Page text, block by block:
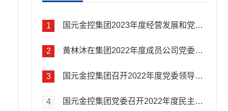
1 国元金控集团2023年度经营发展和党的建设暨党风廉政建设和反腐败工作会议强调全力拼经营 聚力强党建团结奋斗不断开创国元高质量发展新局面黄林沐主持会议并讲话
2 黄林沐在集团2022年度成员公司党委及集团机关党委书记 抓党的建设述职评议会议上强调 深入贯彻全面从严治党部署要求有力有效引领保障集团高质量发展
3 国元金控集团召开2022年度党委领导班子成员民主生活会黄林沐主持并作总结讲话 段海到会指导
4 国元金控集团党委召开2022年度民主生活会会前专题学习暨理论学习中心组学习（扩大）会议黄林沐主持会议并讲话